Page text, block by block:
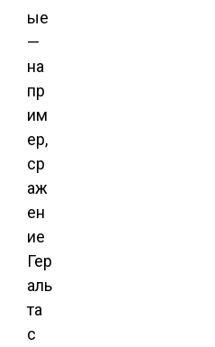
ые
—
на
пр
им
ер,
ср
аж
ен
ие
Гер
аль
та
с